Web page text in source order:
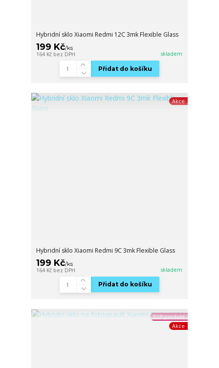
Hybridní sklo Xiaomi Redmi 12C 3mk Flexible Glass
199 Kč/ks
164 Kč bez DPH skladem
Přidat do košíku
Akce
Hybridní sklo Xiaomi Redmi 9C 3mk Flexible Glass
199 Kč/ks
164 Kč bez DPH skladem
Přidat do košíku
TOP produkt
Akce